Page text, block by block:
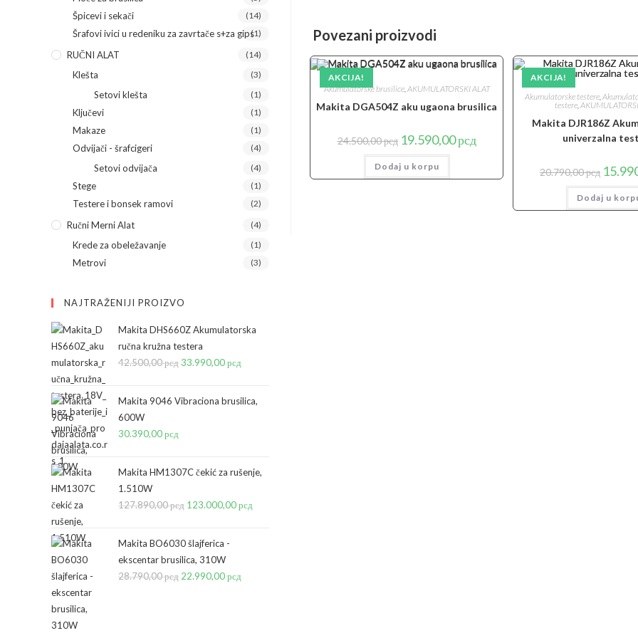
Povezani proizvodi
AKCIJA!
Akumulatorske brusilice, AKUMULATORSKI ALAT
Makita DGA504Z aku ugaona brusilica
24.500,00рсд Originalna
cena
je
bila:
24.500,00 рсд.
19.590,00рсдTrenutna
cena
Dodaj u korpu
AKCIJA!
Akumulatorske testere,
testere,
Makita DJR186Z
univerzalna
20.790,00рсд
cena
je
bila:
Dodaj u
Špicevi i sekači (14)
Šrafovi ivici u redeniku za zavrtače s+za gips(1)
RUČNI ALAT (14)
Klešta (3)
Setovi klešta (1)
Ključevi (1)
Makaze (1)
Odvijači - šrafcigeri (4)
Setovi odvijača (4)
Stege (1)
Testere i bonsek ramovi (2)
Ručni Merni Alat (4)
Krede za obeležavanje (1)
Metrovi (3)
NAJTRAŽENIJI PROIZVO
Makita DHS660Z Akumulatorska
ručna kružna testera
42.500,00рсд Originalna
je
33.990,00рсд
je:
Makita 9046 Vibraciona brusilica,
600W
30.390,00рсд
Makita HM1307C čekić za rušenje,
1.510W
127.890,00рсд Originalna
je
bila:
127.890,00 рсд.
123.000,00рсд
Makita BO6030 šlajferica -
ekscentar brusilica, 310W
28.790,00рсд Originalna
22.990,00рсд